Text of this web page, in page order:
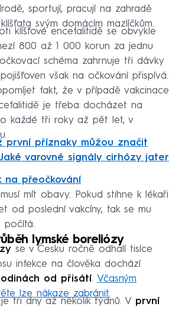
sportují, pracují na zahradě
svým domácím mazlíčkům.
klíšťové encefalitidě se obvykle
800 až 1 000 korun za jednu
schéma zahrnuje tři dávky
však na očkování přispívá.
fakt, že v případě vakcinace
je třeba docházet na
každé tři roky až pět let, v
první příznaky můžou značit
varovné signály cirhózy jater
na přeočkování
mít obavy. Pokud stihne k lékaři
od poslední vakcíny, tak se mu
počítá.
lymské boreliózy
se v Česku ročně odhalí tisíce
infekce na člověka dochází
od přisátí. Včasným
lze nákaze zabránit.
tři dny až několik týdnů. V první